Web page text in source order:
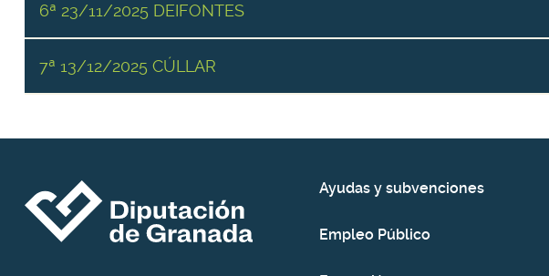
6ª 23/11/2025 DEIFONTES
7ª 13/12/2025 CÚLLAR
Ayudas y subvenciones
Empleo Público